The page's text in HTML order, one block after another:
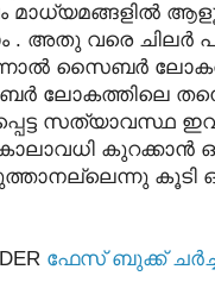
മാധ്യമങ്ങളില്‍
. അതു വരെ ചിലര്‍
സൈബര്‍
ലോകത്തിലെ
സത്യാവസ്ഥ
കുറക്കാന്‍
കൂടി
ഫേസ് ബുക്ക്‌